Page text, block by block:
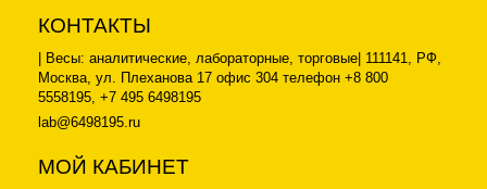
КОНТАКТЫ
| Весы: аналитические, лабораторные, торговые| 111141, РФ,
Москва, ул. Плеханова 17 офис 304 телефон +8 800
5558195, +7 495 6498195
lab@6498195.ru
МОЙ КАБИНЕТ